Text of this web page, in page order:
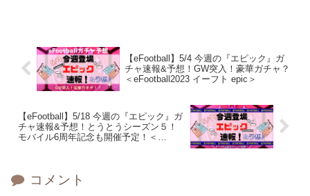
【eFootball】5/4 今週の『エピック』ガ
チャ速報&予想！GW突入！豪華ガチャ？
＜eFootball2023 イーフト epic＞
【eFootball】5/18 今週の『エピック』ガ
チャ速報&予想！とうとうシーズン５！
モバイル6周年記念も開催予定！＜
コメント